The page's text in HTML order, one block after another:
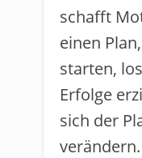
schafft
einen
starten,
Erfolge
sich der